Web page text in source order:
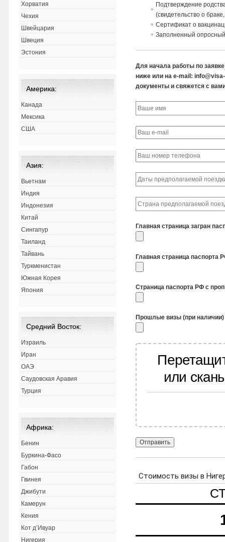
Подтверждение
(свидетельство о
Сертификат о
Заполненный
Для начала работы по
ниже или на e-mail:
документы и свяжется с
Главная страница загран
Главная страница паспорта
Страница паспорта РФ с
Прошлые визы (при наличии)
или
Хорватия
Чехия
Швейцария
Швеция
Эстония
Америка:
Канада
Мексика
США
Азия:
Вьетнам
Индия
Индонезия
Китай
Сингапур
Таиланд
Тайвань
Туркменистан
Южная Корея
Япония
Средний Восток:
Израиль
Иран
ОАЭ
Саудовская Аравия
Турция
Африка:
Бенин
Буркина-Фасо
Габон
Гвинея
Джибути
Камерун
Кения
Кот д’Ивуар
Нигерия